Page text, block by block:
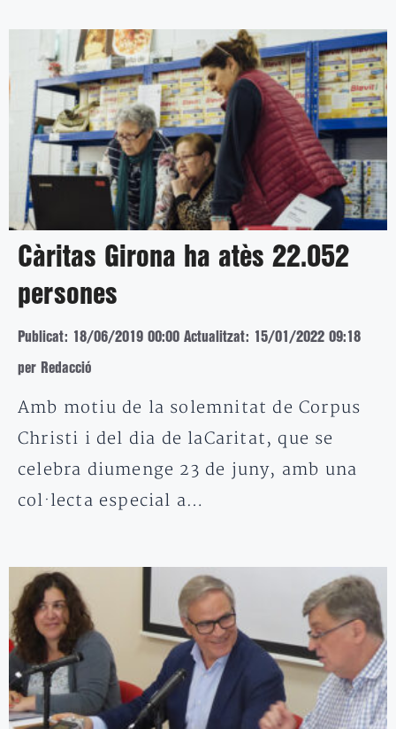
Càritas Girona ha atès 22.052
persones
Publicat: 18/06/2019 00:00 Actualitzat: 15/01/2022 09:18
per Redacció
Amb motiu de la solemnitat de Corpus
Christi i del dia de laCaritat, que se
celebra diumenge 23 de juny, amb una
col·lecta especial a…